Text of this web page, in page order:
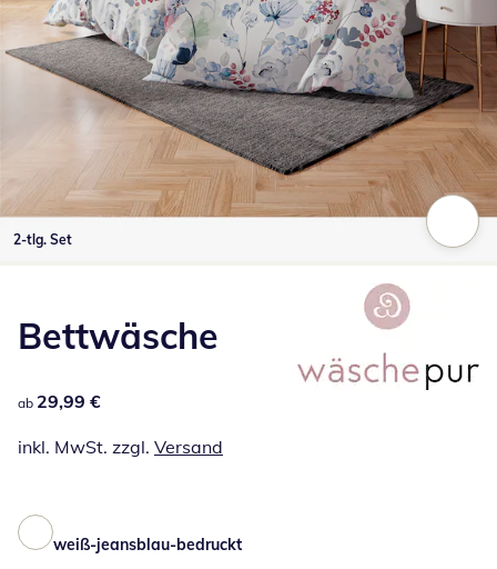
2-tlg. Set
Bettwäsche
29,99 €
ab 29,99 €
inkl. MwSt. zzgl. Versand
weiß-jeansblau-bedruckt